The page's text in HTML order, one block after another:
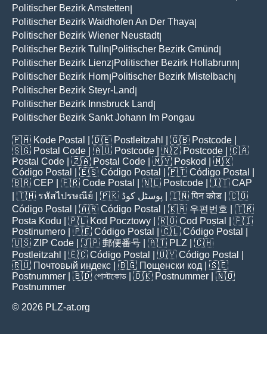
Politischer Bezirk Amstetten
Politischer Bezirk Waidhofen An Der Thaya
Politischer Bezirk Wiener Neustadt|
Politischer Bezirk Tulln Politischer Bezirk Gmünd
Politischer Bezirk Lienz Politischer Bezirk Hollabrunn
Politischer Bezirk Horn Politischer Bezirk Mistelbach
Politischer Bezirk Steyr-Land
Politischer Bezirk Innsbruck Land
Politischer Bezirk Sankt Johann Im Pongau
🇵🇭 Kode Postal | 🇩🇪 Postleitzahl | 🇬🇧 Postcode
🇸🇬 Postal Code | 🇦🇺 Postcode | 🇳🇿 Postcode | 🇨🇦
Postal Code | 🇿🇦 Postal Code | 🇲🇾 Poskod
| 🇲🇽
Código Postal
| 🇪🇸 Código Postal | 🇵🇹 Código Postal
🇧🇷 CEP | 🇫🇷 Code Postal | 🇳🇱 Postcode | 🇮🇹 CAP
| 🇹🇭 รหัสไปรษณีย์ | 🇵🇰 پوسٹل کوڈ | 🇮🇳पिन कोड | 🇨🇴
Código Postal
| 🇦🇷 Código Postal | 🇰🇷 우편번호
| 🇹🇷
Posta Kodu | 🇵🇱 Kod Pocztowy | 🇷🇴 Cod Poștal
| 🇫🇮
Postinumero | 🇵🇪 Código Postal | 🇨🇱 Código Postal
🇺🇸 ZIP Code | 🇯🇵 郵便番号 | 🇦🇹 PLZ | 🇨🇭
Postleitzahl
| 🇪🇨 Código Postal | 🇺🇾 Código Postal
🇷🇺 Почтовый индекс | 🇧🇬 Пощенски код | 🇸🇪
Postnummer | 🇧🇩 পোস্টকোড | 🇩🇰 Postnummer | 🇳🇴
Postnummer
© 2026 PLZ-at.org